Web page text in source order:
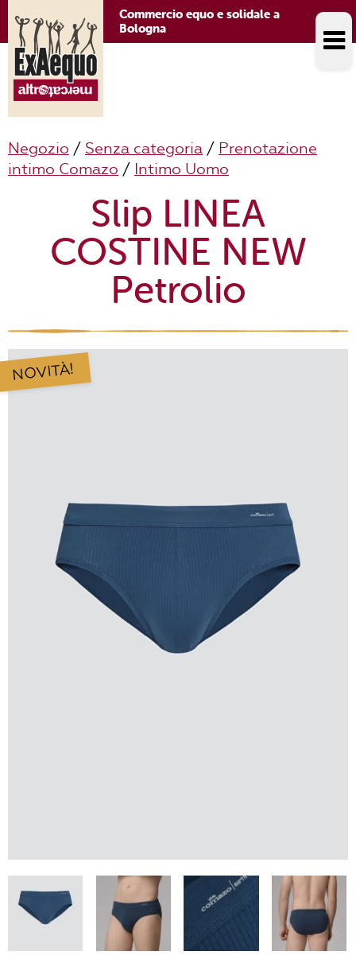
Commercio equo e solidale a
Bologna
Negozio / Senza categoria / Prenotazione
intimo Comazo / Intimo Uomo
Slip LINEA
COSTINE NEW
Petrolio
NOVITÀ!